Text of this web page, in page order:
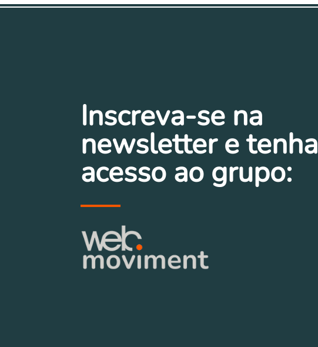
Inscreva-se na
newsletter e tenha
acesso ao grupo: